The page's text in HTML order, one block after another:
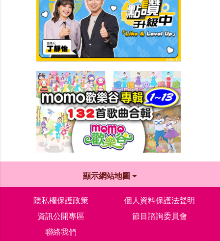
顯示網站地圖
隱私權保護政策
個人資料保護法聲明
資訊公開專區
節目諮詢委員會
聯絡我們